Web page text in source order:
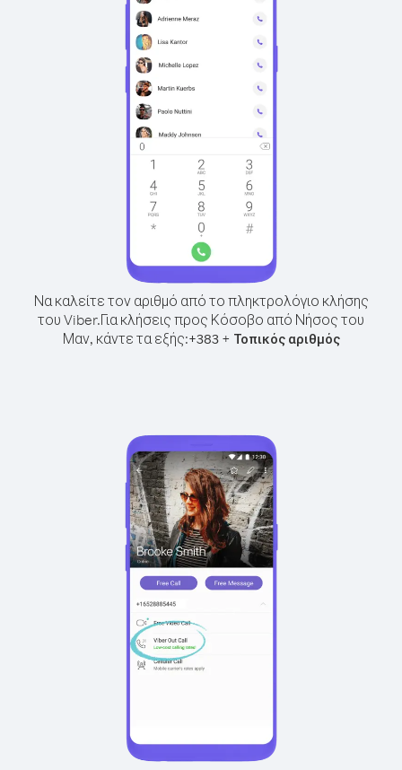
Να καλείτε τον αριθμό από το πληκτρολόγιο κλήσης
του Viber.Για κλήσεις προς Κόσοβο από Νήσος του
Μαν, κάντε τα εξής:+383+ Τοπικός αριθμός